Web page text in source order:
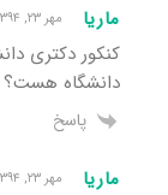
ماریا مهر ۲۳, ۱۳۹۴ ۹:۱۶ ق٫ظ
دانشگاه هست؟
پاسخ
ماریا مهر ۲۳, ۱۳۹۴ ۹:۱۵ ق٫ظ